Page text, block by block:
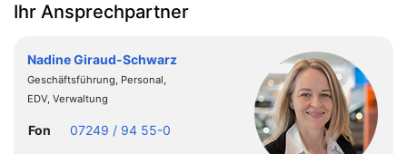
Ihr Ansprechpartner
Nadine Giraud-Schwarz
Geschäftsführung, Personal,
EDV, Verwaltung
Fon 07249 / 94 55-0